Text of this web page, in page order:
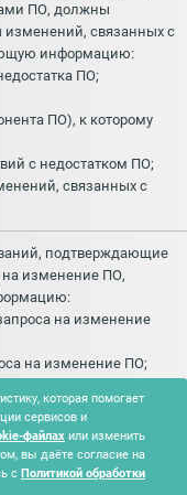
ПО, должны
связанных с
информацию:
ПО;
ПО), к которому
с недостатком ПО;
связанных с
подтверждающие
на изменение ПО,
на изменение
на изменение ПО;
с запросом на
на изменение ПО.
которая помогает
сервисов и
файлах или изменить
вы даёте согласие на
с Политикой обработки